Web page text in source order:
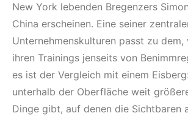
New York lebenden Bregenzers
China erscheinen. Eine seiner
Unternehmenskulturen passt zu dem,
ihren Trainings jenseits von
es ist der Vergleich mit einem
unterhalb der Oberfläche weit
Dinge gibt, auf denen die Sichtbaren